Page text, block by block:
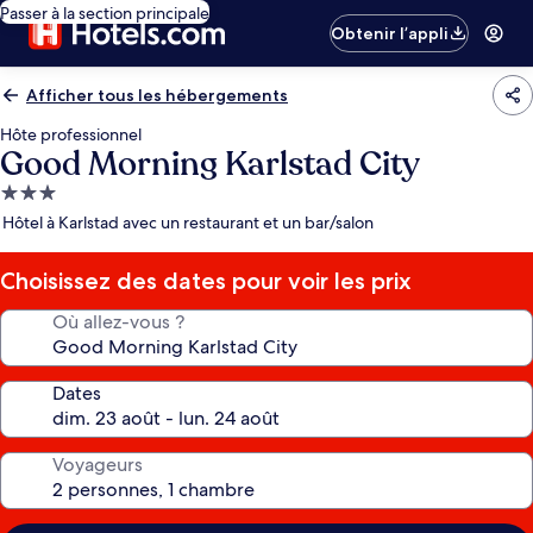
Passer à la section principale
Obtenir l’appli
Afficher tous les hébergements
Hôte professionnel
Good Morning Karlstad City
Hébergement
3.0 étoiles
Hôtel à Karlstad avec un restaurant et un bar/salon
Choisissez des dates pour voir les prix
Où allez-vous ?
Dates
Voyageurs